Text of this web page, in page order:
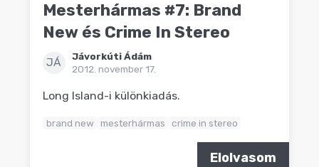
Mesterhármas #7: Brand
New és Crime In Stereo
JÁ
Jávorkúti Ádám
2012. november 17.
Long Island-i különkiadás.
brand new mesterhármas crime in stereo
Elolvasom